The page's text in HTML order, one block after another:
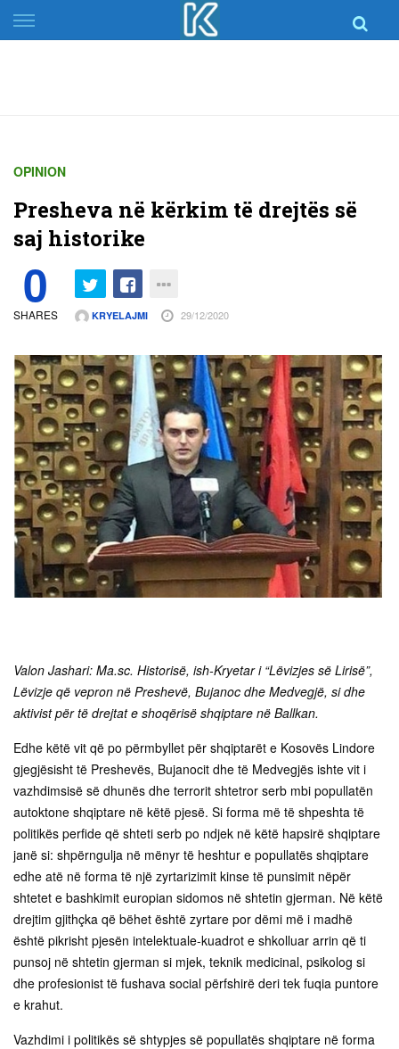
Skip
to
OPINION
Presheva në kërkim të drejtës së
saj historike
0
SHARES KRYELAJMI 29/12/2020
Valon Jashari: Ma.sc. Historisë, ish-Kryetar i “Lëvizjes së Lirisë”,
Lëvizje që vepron në Preshevë, Bujanoc dhe Medvegjë, si dhe
aktivist për të drejtat e shoqërisë shqiptare në Ballkan.
Edhe këtë vit që po përmbyllet për shqiptarët e Kosovës Lindore
gjegjësisht të Preshevës, Bujanocit dhe të Medvegjës ishte vit i
vazhdimsisë së dhunës dhe terrorit shtetror serb mbi popullatën
autoktone shqiptare në këtë pjesë. Si forma më të shpeshta të
politikës perfide që shteti serb po ndjek në këtë hapsirë shqiptare
janë si: shpërngulja në mënyr të heshtur e popullatës shqiptare
edhe atë në forma të një zyrtarizimit kinse të punsimit nëpër
shtetet e bashkimit europian sidomos në shtetin gjerman. Në këtë
drejtim gjithçka që bëhet është zyrtare por dëmi më i madhë
është pikrisht pjesën intelektuale-kuadrot e shkolluar arrin që ti
punsoj në shtetin gjerman si mjek, teknik medicinal, psikolog si
dhe profesionist të fushava social përfshirë deri tek fuqia puntore
e krahut.
Vazhdimi i politikës së shtypjes së popullatës shqiptare në forma